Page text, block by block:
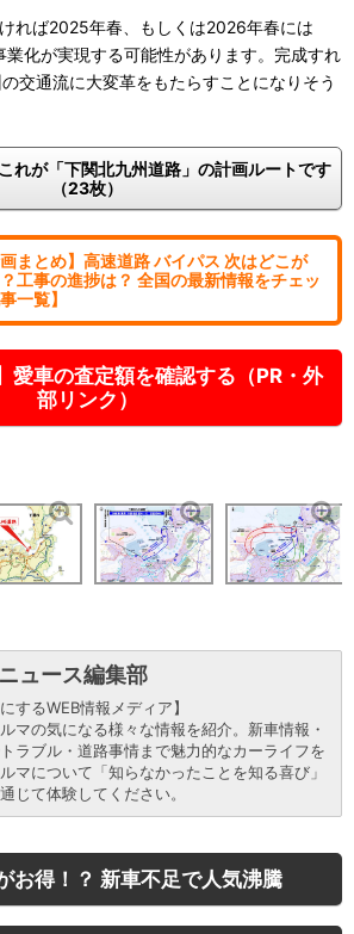
れば2025年春、もしくは2026年春には
業化が実現する可能性があります。完成すれ
交通流に大変革をもたらすことになりそう
れが「下関北九州道路」の計画ルートです
（23枚）
画まとめ】高速道路 バイパス 次はどこが
工事の進捗は？ 全国の最新情報をチェッ
一覧】
愛車の査定額を確認する（PR・外
部リンク）
ュース編集部
するWEB情報メディア】
マの気になる様々な情報を紹介。新車情報・
ラブル・道路事情まで魅力的なカーライフを
マについて「知らなかったことを知る喜び」
じて体験してください。
お得！？ 新車不足で人気沸騰